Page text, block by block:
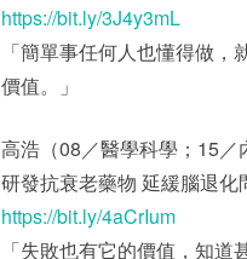
https://bit.ly/3J4y3mL
「簡單事任何人也懂得做
價值。」
高浩（08／醫學科學；15／
研發抗衰老藥物 延緩腦退化
https://bit.ly/4aCrIum
「失敗也有它的價值，知